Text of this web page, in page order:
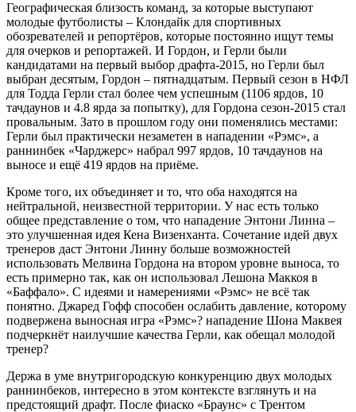
Географическая близость команд, за которые выступают
молодые футболисты – Клондайк для спортивных
обозревателей и репортёров, которые постоянно ищут темы
для очерков и репортажей. И Гордон, и Герли были
кандидатами на первый выбор драфта-2015, но Герли был
выбран десятым, Гордон – пятнадцатым. Первый сезон в НФЛ
для Тодда Герли стал более чем успешным (1106 ярдов, 10
тачдаунов и 4.8 ярда за попытку), для Гордона сезон-2015 стал
провальным. Зато в прошлом году они поменялись местами:
Герли был практически незаметен в нападении «Рэмс», а
раннинбек «Чарджерс» набрал 997 ярдов, 10 тачдаунов на
выносе и ещё 419 ярдов на приёме.
Кроме того, их объединяет и то, что оба находятся на
нейтральной, неизвестной территории. У нас есть только
общее представление о том, что нападение Энтони Линна –
это улучшенная идея Кена Визенханта. Сочетание идей двух
тренеров даст Энтони Линну больше возможностей
использовать Мелвина Гордона на втором уровне выноса, то
есть примерно так, как он использовал Лешона Маккоя в
«Баффало». С идеями и намерениями «Рэмс» не всё так
понятно. Джаред Гофф способен ослабить давление, которому
подвержена выносная игра «Рэмс»? нападение Шона Маквея
подчеркнёт наилучшие качества Герли, как обещал молодой
тренер?
Держа в уме внутригородскую конкуренцию двух молодых
раннинбеков, интересно в этом контексте взглянуть и на
предстоящий драфт. После фиаско «Браунс» с Трентом